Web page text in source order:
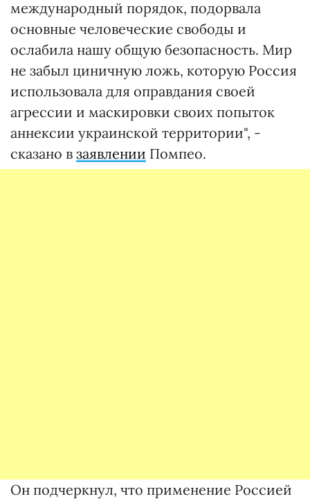
международный порядок, подорвала
основные человеческие свободы и
ослабила нашу общую безопасность. Мир
не забыл циничную ложь, которую Россия
использовала для оправдания своей
агрессии и маскировки своих попыток
аннексии украинской территории", -
сказано в заявлении Помпео.
Он подчеркнул, что применение Россией